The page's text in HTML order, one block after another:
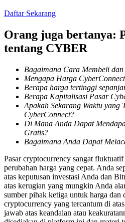
Penguncian BTR
Investasi eksklusif untuk
Pinjaman
Layanan pinjaman yang
Daftar Sekarang
Orang juga bertanya:
tentang CYBER
Bagaimana Cara Membeli
Mengapa Harga
Berapa harga tertinggi
Berapa Kapitalisasi Pasar
Apakah Sekarang Waktu yang
CyberConnect?
Di Mana Anda Dapat
Gratis?
Bagaimana Anda Dapat
Pasar cryptocurrency sangat
perubahan harga yang cepat. Anda
atas keputusan investasi Anda dan
atas kerugian yang mungkin Anda
sumber pihak ketiga untuk harga dan
cryptocurrency yang tercantum di
jawab atas keandalan atau